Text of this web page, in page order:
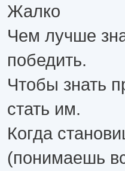
Жалко
Чем лучше
победить.
Чтобы знать
стать им.
Когда
(понимаешь